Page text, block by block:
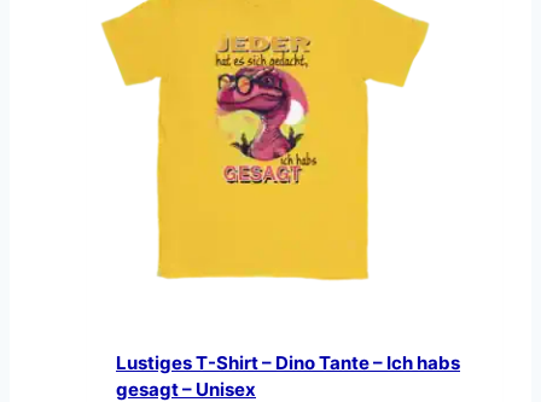
Lustiges T-Shirt – Dino Tante – Ich habs
gesagt – Unisex